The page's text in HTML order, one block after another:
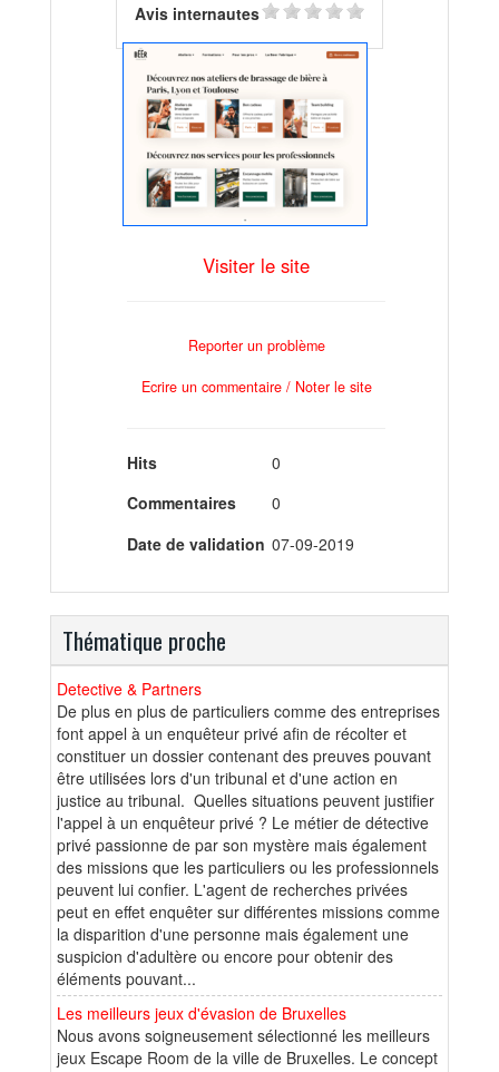
Avis internautes
Visiter le site
Reporter un problème
Ecrire un commentaire / Noter le site
Hits
0
Commentaires
0
Date de validation 07-09-2019
Thématique proche
Detective & Partners
De plus en plus de particuliers comme des entreprises
font appel à un enquêteur privé afin de récolter et
constituer un dossier contenant des preuves pouvant
être utilisées lors d'un tribunal et d'une action en
justice au tribunal. Quelles situations peuvent justifier
l'appel à un enquêteur privé ? Le métier de détective
privé passionne de par son mystère mais également
des missions que les particuliers ou les professionnels
peuvent lui confier. L'agent de recherches privées
peut en effet enquêter sur différentes missions comme
la disparition d'une personne mais également une
suspicion d'adultère ou encore pour obtenir des
éléments pouvant...
Les meilleurs jeux d'évasion de Bruxelles
Nous avons soigneusement sélectionné les meilleurs
jeux Escape Room de la ville de Bruxelles. Le concept